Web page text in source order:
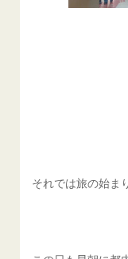
それでは旅の始ま